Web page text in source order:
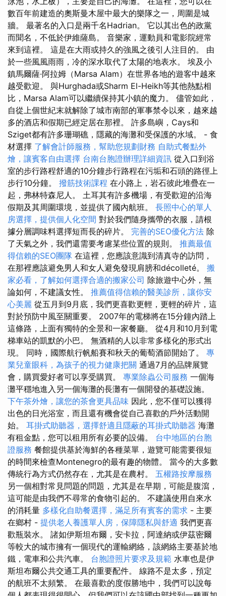
數百年前建造的奧斯曼木屋中最大的樂隊之一，周圍是城
牆。 最著名的入口是兩千名Hadrian。 它以其出色的政黨
而聞名，不低於伊維薩島。 音樂家，運動員和電影院經常
來到這裡。 這是在大雨或持久的強風之後引人注目的。 由
於一些風風雨雨，冷的深水取代了太陽的地表水。 埃及小
鎮馬爾薩·阿拉姆（Marsa Alam）在世界各地的遊客中越來
越受歡迎。 與Hurghada或Sharm El-Heikh等其他熱點相
比，Marsa Alam可以繼續保持其小鎮的魔力。 儘管如此，
自從上個世紀末就解除了城市南部的軍事禁令以來，越來越
多的酒店和假期已經定居在那裡。 許多島嶼，Cays和
Sziget都有許多珊瑚礁，隱藏的海灘和受保護的水域。 - 食
材選擇 了解會計師服務，幫助您規劃財務 自助式餐點外
燴，讓賓客自由選擇 台南台胞證辦理詳細資訊 從入口到浴
室的步行路程舒適的10分鐘步行路程在污垢和石頭的路徑上
步行10分鐘。 撥筋技術課程 在小路上，岩石彼此堆疊在一
起，弗林特森尼人。 土耳其有許多機場，有受歡迎的沿海
假期及其周圍環境，並提供了國內航班。 長照中心的單人
房選擇，提供個人化空間 對於我們隨身攜帶的衣服，請根
據分層調味料選擇短而長的碎片。 完善的SEO優化方法 除
了天氣之外，我們還需要考慮某些位置的規則。 推薦最值
得信賴的SEO團隊 在這裡，您應該意識到清真寺的訪問，
在那裡應該避免男人和女人避免發現肩膀和décolleté。 搬
家必看，了解如何選擇合適的搬家公司 除旅遊中心外，無
論如何，不​​建議女性。 推薦值得信賴的醫美診所，讓你安
心美麗 從五月到9月底，我們更喜歡更輕，更輕的碎片，這
對於預防中風至關重要。 2007年的電梯將在15分鐘內踏上
這條路，上面有獨特的全景和一家餐廳。 從4月和10月到電
梯車站的凱默的小巴。 無酒精的人以非常多樣化的形式出
現。 同時，國際航行帆船賽和秋天的葡萄酒節開始了。 專
業兒童眼科，為孩子的視力健康把關 通過7月的品牌展覽
會，購買愛好者可以享受購買。 專業除蟲公司服務 一個海
灘平穩地進入另一個海灘的長灘有一個開發的基礎設施。
下午茶外燴，讓您的茶會更具品味 因此，您不僅可以獲得
出色的日光浴室，而且還有機會從自己喜歡的戶外活動開
始。 耳掛式助聽器，選擇舒適且隱蔽的耳掛式助聽器 海灘
有租金點，您可以租用所有必要的設備。 台中地區的台胞
證服務 餐館提供基於海鮮的各種菜單，遊覽可能需要很短
的時間來檢查Montenegro的最有趣的物體。 當今的大多數
傳統行為方式仍然存在，尤其是在農村。 五權路按摩服務
另一個相對常見問題的問題，尤其是在早期，可能是腹瀉，
這可能是由我們不尋常的食物引起的。 不建議使用自來水
的消耗量 多樣化自助餐選擇，滿足所有賓客的需求 - 主要
在鄉村 - 提供老人養護單人房，保障隱私與舒適 我們更喜
歡瓶裝水。 諸如伊斯坦布爾，安卡拉，阿達納或伊茲密爾
等較大的城市擁有一個現代的運輸網絡，該網絡主要基於地
鐵，電車和公共汽車。 台胞證照片要求及規範 水車也是伊
斯坦布爾公共交通工具的重要配件。 線路不是太多，預定
的航班不太頻繁。 在最喜歡的度假勝地中，我們可以說每